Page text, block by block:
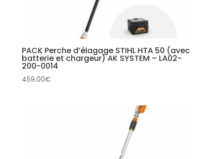
PACK Perche d’élagage STIHL HTA 50 (avec
batterie et chargeur) AK SYSTEM – LA02-
200-0014
459.00€